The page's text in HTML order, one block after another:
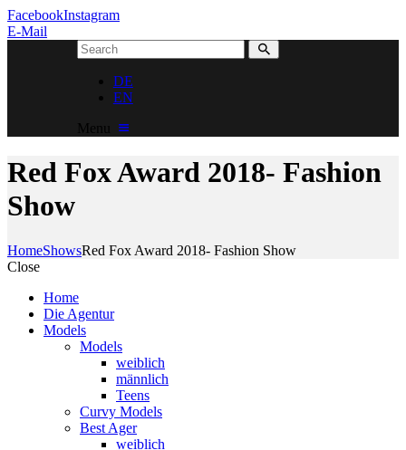
FacebookInstagram
E-Mail
DE
EN
Menu
Red Fox Award 2018- Fashion
Show
HomeShowsRed Fox Award 2018- Fashion Show
Close
Home
Die Agentur
Models
Models
weiblich
männlich
Teens
Curvy Models
Best Ager
weiblich